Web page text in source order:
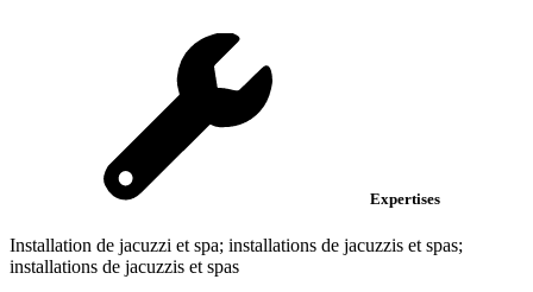
Expertises
Installation de jacuzzi et spa; installations de jacuzzis et spas;
installations de jacuzzis et spas